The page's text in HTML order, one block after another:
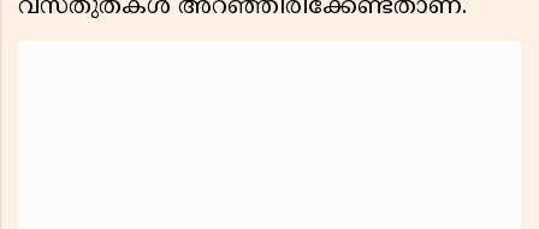
വസ്തുതകൾ അറഞ്ഞിരിക്കേണ്ടതാണ്.